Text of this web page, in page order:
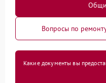
Вопросы по
Какие документы вы